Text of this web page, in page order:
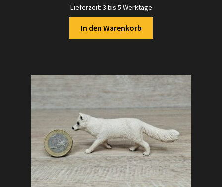
Lieferzeit: 3 bis 5 Werktage
In den Warenkorb